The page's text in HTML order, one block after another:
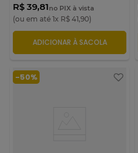
R$ 39,81no PIX à vista
(ou em até 1x R$ 41,90)
ADICIONAR À SACOLA
-50%